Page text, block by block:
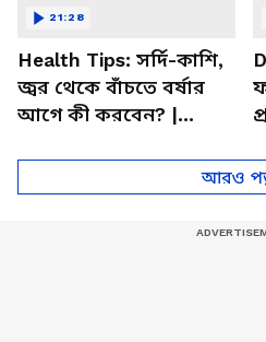
Health Tips: সর্দি-কাশি,
জ্বর থেকে বাঁচতে বর্ষার
আগে কী করবেন? |
21:28
আরও